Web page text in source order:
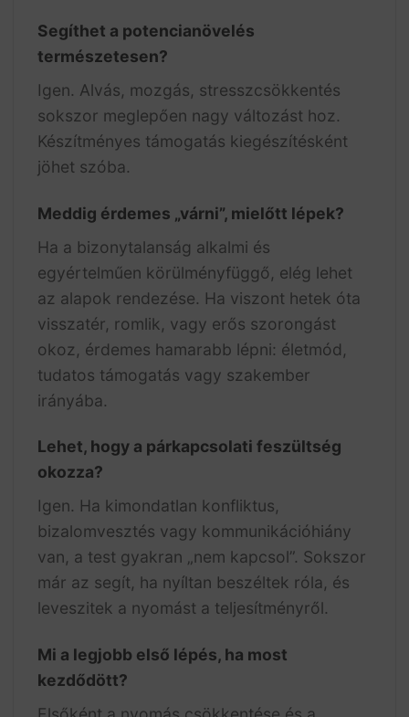
Segíthet a potencianövelés
természetesen?
Igen. Alvás, mozgás, stresszcsökkentés
sokszor meglepően nagy változást hoz.
Készítményes támogatás kiegészítésként
jöhet szóba.
Meddig érdemes „várni”, mielőtt lépek?
Ha a bizonytalanság alkalmi és
egyértelműen körülményfüggő, elég lehet
az alapok rendezése. Ha viszont hetek óta
visszatér, romlik, vagy erős szorongást
okoz, érdemes hamarabb lépni: életmód,
tudatos támogatás vagy szakember
irányába.
Lehet, hogy a párkapcsolati feszültség
okozza?
Igen. Ha kimondatlan konfliktus,
bizalomvesztés vagy kommunikációhiány
van, a test gyakran „nem kapcsol”. Sokszor
már az segít, ha nyíltan beszéltek róla, és
leveszitek a nyomást a teljesítményről.
Mi a legjobb első lépés, ha most
kezdődött?